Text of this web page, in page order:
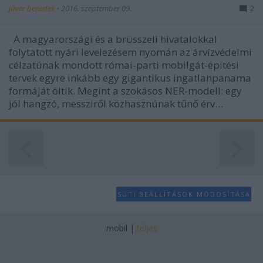
jávor benedek • 2016. szeptember 09. 2
A magyarországi és a brüsszeli hivatalokkal
folytatott nyári levelezésem nyomán az árvízvédelmi
célzatúnak mondott római-parti mobilgát-építési
tervek egyre inkább egy gigantikus ingatlanpanama
formáját öltik. Megint a szokásos NER-modell: egy
jól hangzó, messziről közhasznúnak tűnő érv…
SÜTI BEÁLLÍTÁSOK MÓDOSÍTÁSA
mobil | teljes